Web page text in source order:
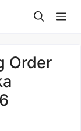
Order